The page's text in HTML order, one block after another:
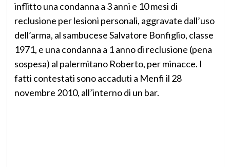
inflitto una condanna a 3 anni e 10 mesi di
reclusione per lesioni personali, aggravate dall’uso
dell’arma, al sambucese Salvatore Bonfiglio, classe
1971, e una condanna a 1 anno di reclusione (pena
sospesa) al palermitano Roberto, per minacce. I
fatti contestati sono accaduti a Menfi il 28
novembre 2010, all’interno di un bar.